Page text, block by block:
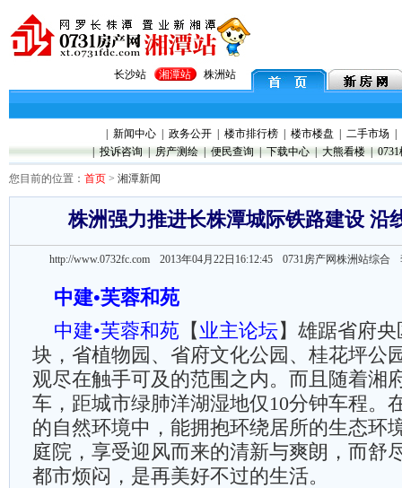
长沙站 湘潭站 株洲站
新闻中心 政务公开 楼市排行榜 楼市楼盘 二手市场
投诉咨询 房产测绘 便民查询 下载中心 大熊看楼
您目前的位置： 首页 > 湘潭新闻
株洲强力推进长株潭城际铁路建设 沿
http://www.0732fc.com 2013年04月22日16:12:45 0731房产网株洲站综
中建•芙蓉和苑
中建•芙蓉和苑 【 业主论坛】雄踞省府
块，省植物园、省府文化公园、桂花坪公
观尽在触手可及的范围之内。而且随着湘
车，距城市绿肺洋湖湿地仅10分钟车程。
的自然环境中，能拥抱环绕居所的生态环
庭院，享受迎风而来的清新与爽朗，而舒
都市烦闷，是再美好不过的生活。